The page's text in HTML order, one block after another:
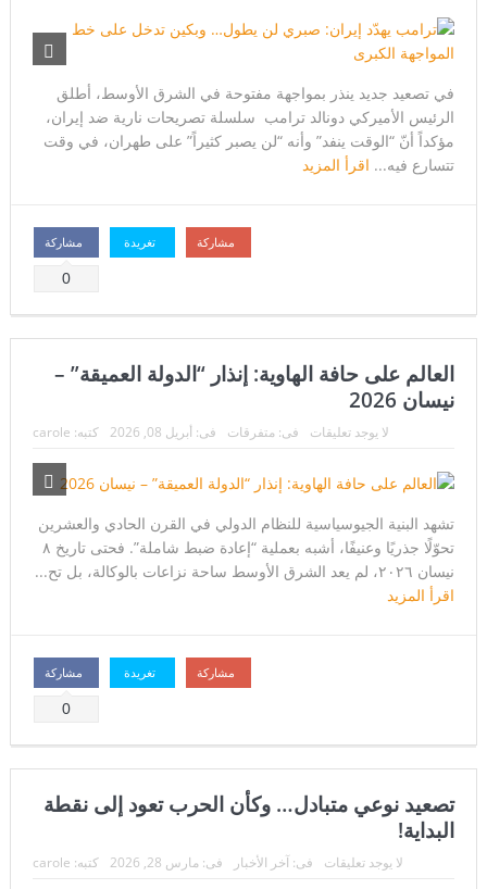
في تصعيد جديد ينذر بمواجهة مفتوحة في الشرق الأوسط، أطلق
الرئيس الأميركي دونالد ترامب سلسلة تصريحات نارية ضد إيران،
مؤكداً أنّ “الوقت ينفد” وأنه “لن يصبر كثيراً” على طهران، في وقت
تتسارع فيه... اقرأ المزيد
مشاركة
0
تغريدة مشاركة
العالم على حافة الهاوية: إنذار “الدولة العميقة” –
نيسان 2026
كتبه: carole فى: أبريل 08, 2026 فى:متفرقات لا يوجد تعليقات
تشهد البنية الجيوسياسية للنظام الدولي في القرن الحادي والعشرين
تحوّلًا جذريًا وعنيفًا، أشبه بعملية “إعادة ضبط شاملة”. فحتى تاريخ ٨
نيسان ۲۰۲٦، لم يعد الشرق الأوسط ساحة نزاعات بالوكالة، بل تح...
اقرأ المزيد
مشاركة
0
تغريدة مشاركة
تصعيد نوعي متبادل… وكأن الحرب تعود إلى نقطة
البداية!
كتبه: carole فى:مارس 28, 2026 فى:آخر الأخبار لا يوجد تعليقات